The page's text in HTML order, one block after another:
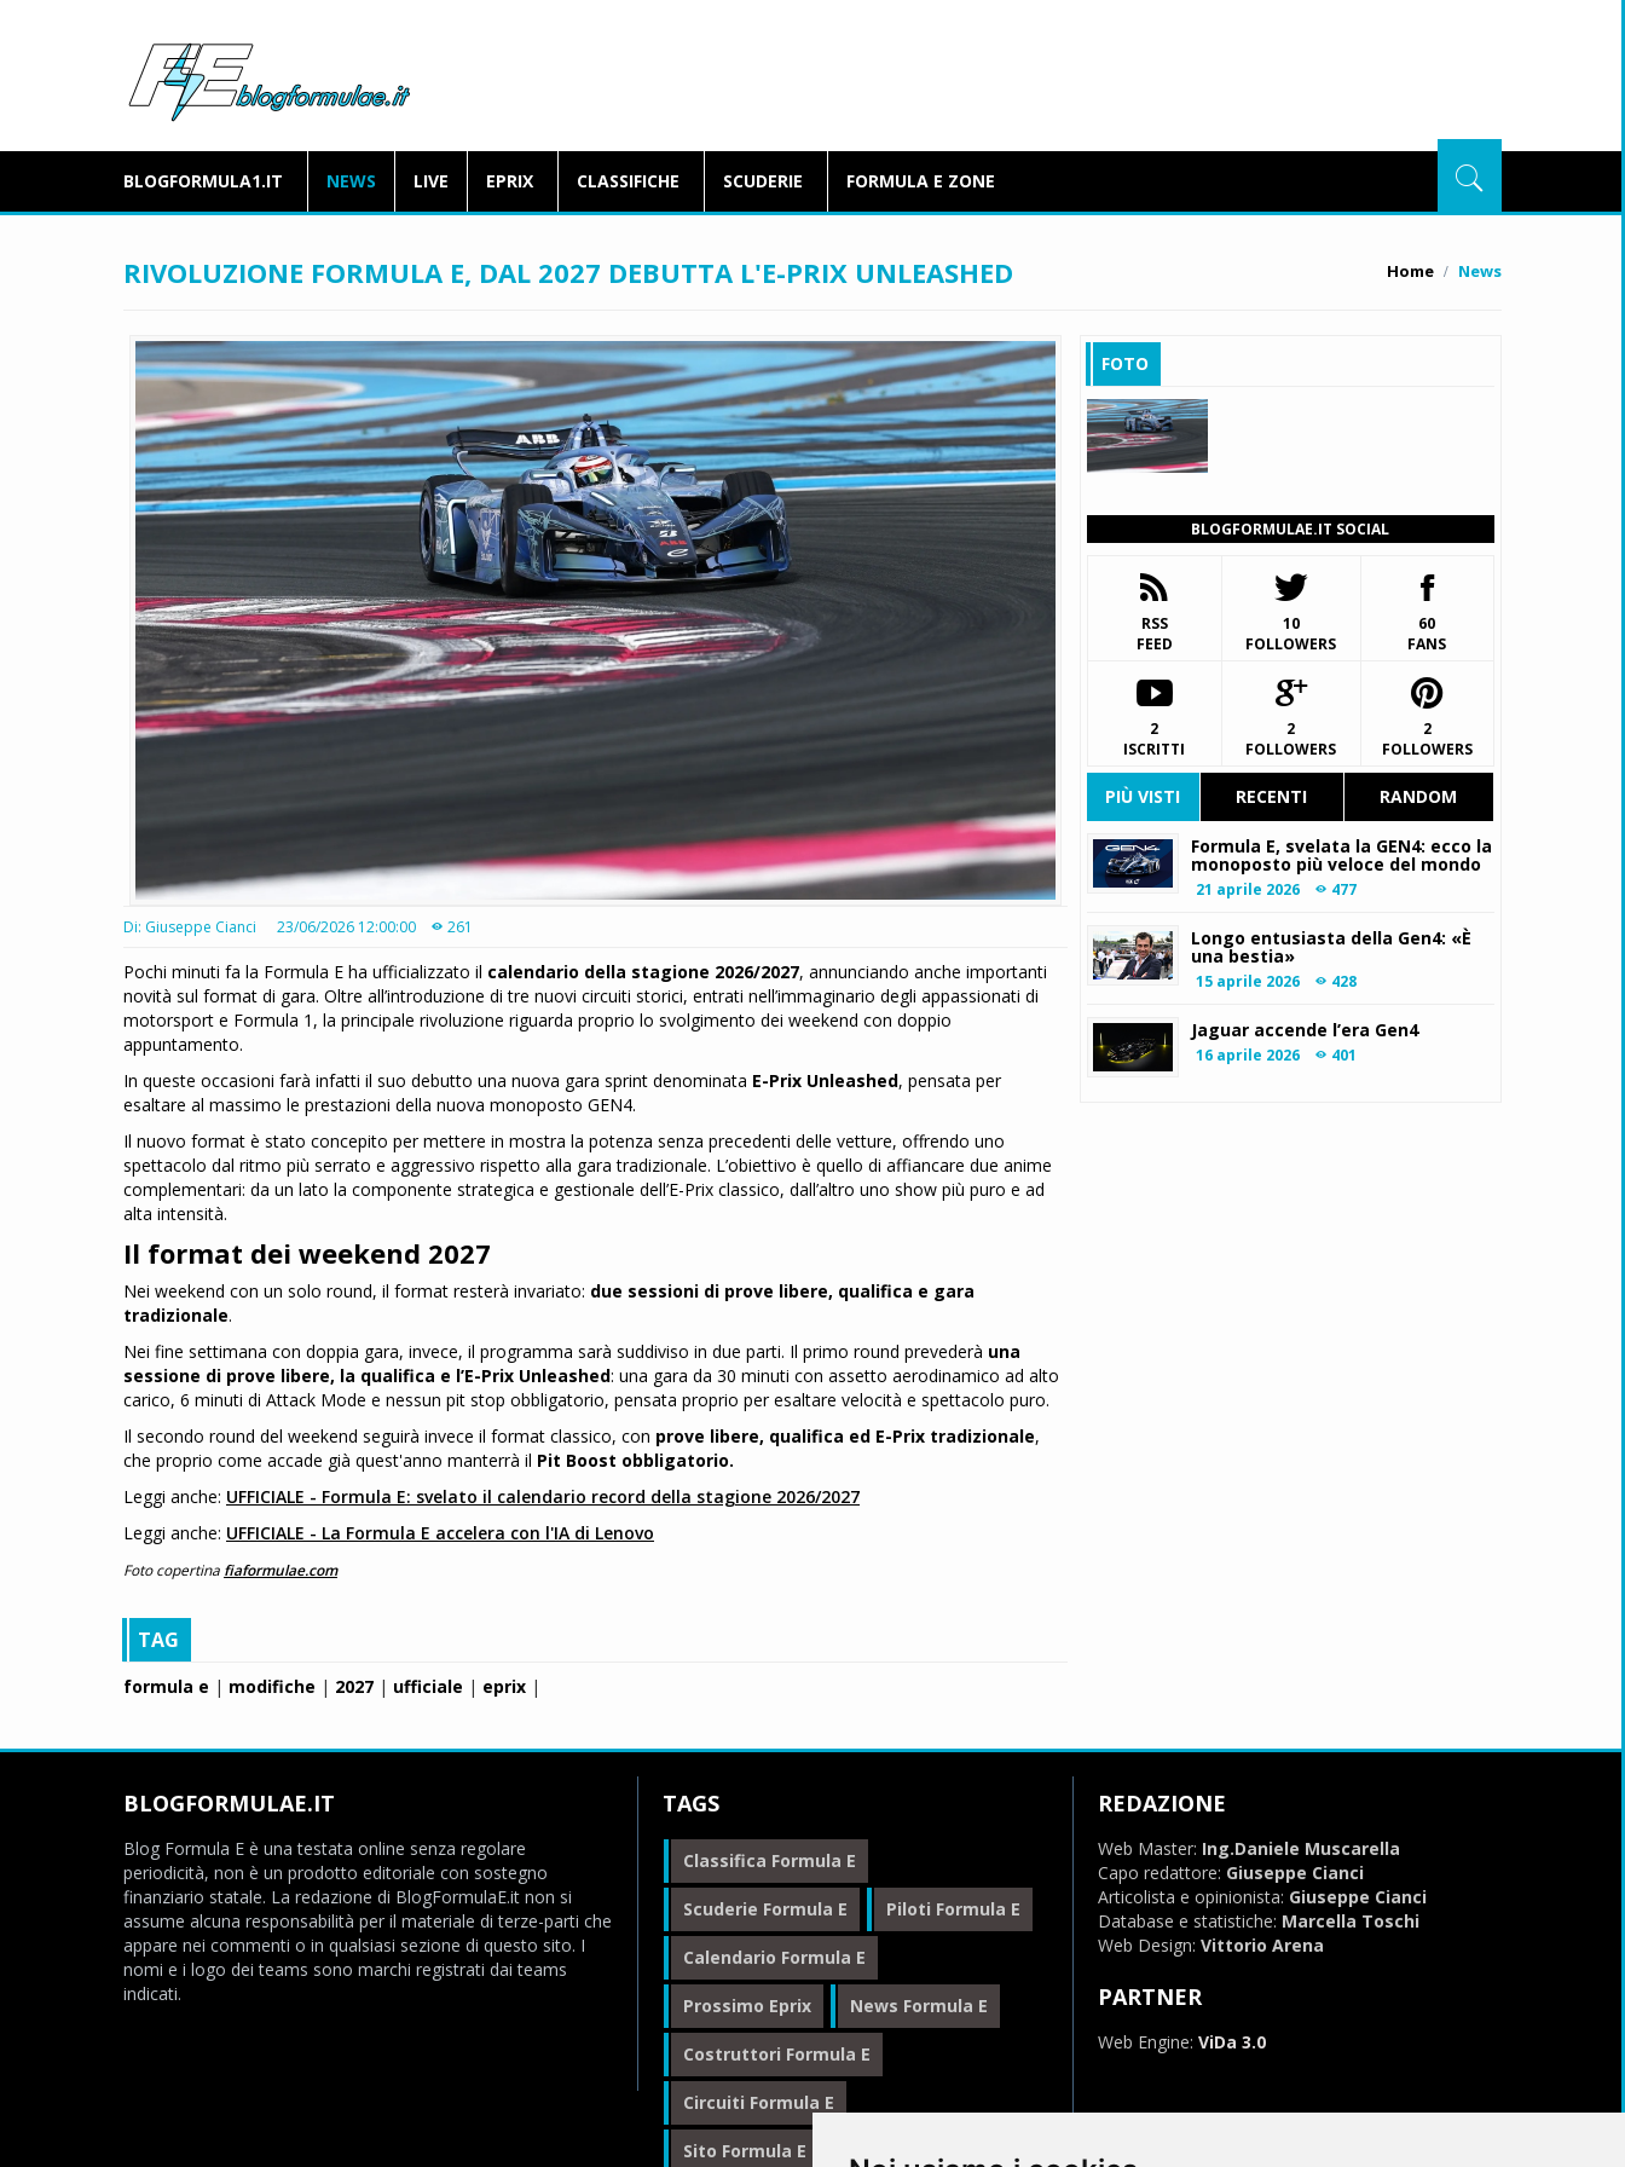
BLOGFORMULA1.IT NEWS LIVE EPRIX CLASSIFICHE SCUDERIE FORMULA E ZONE
RIVOLUZIONE FORMULA E, DAL 2027 DEBUTTA L'E-PRIX UNLEASHED Home News
Di: Giuseppe Cianci 23/06/2026 12:00:00 261
Pochi minuti fa la Formula E ha ufficializzato il calendario della stagione 2026/2027, annunciando anche importanti
novità sul format di gara. Oltre all’introduzione di tre nuovi circuiti storici, entrati nell’immaginario degli appassionati di
motorsport e Formula 1, la principale rivoluzione riguarda proprio lo svolgimento dei weekend con doppio
appuntamento.
In queste occasioni farà infatti il suo debutto una nuova gara sprint denominata E-Prix Unleashed, pensata per
esaltare al massimo le prestazioni della nuova monoposto GEN4.
Il nuovo format è stato concepito per mettere in mostra la potenza senza precedenti delle vetture, offrendo uno
spettacolo dal ritmo più serrato e aggressivo rispetto alla gara tradizionale. L’obiettivo è quello di affiancare due anime
complementari: da un lato la componente strategica e gestionale dell’E-Prix classico, dall’altro uno show più puro e ad
alta intensità.
Il format dei weekend 2027
Nei weekend con un solo round, il format resterà invariato: due sessioni di prove libere, qualifica e gara
tradizionale.
Nei fine settimana con doppia gara, invece, il programma sarà suddiviso in due parti. Il primo round prevederà una
sessione di prove libere, la qualifica e l’E-Prix Unleashed: una gara da 30 minuti con assetto aerodinamico ad alto
carico, 6 minuti di Attack Mode e nessun pit stop obbligatorio, pensata proprio per esaltare velocità e spettacolo puro.
Il secondo round del weekend seguirà invece il format classico, con prove libere, qualifica ed E-Prix tradizionale,
che proprio come accade già quest'anno manterrà il Pit Boost obbligatorio.
Leggi anche: UFFICIALE - Formula E: svelato il calendario record della stagione 2026/2027
Leggi anche: UFFICIALE - La Formula E accelera con l'IA di Lenovo
Foto copertina fiaformulae.com
TAG
formula e | modifiche | 2027 | ufficiale | eprix |
FOTO
BLOGFORMULAE.IT SOCIAL
RSS
FEED
10
FOLLOWERS
60
FANS
2
ISCRITTI
2
FOLLOWERS
2
FOLLOWERS
PIÙ VISTI RECENTI RANDOM
Formula E, svelata la GEN4: ecco la
monoposto più veloce del mondo
21 aprile 2026 477
Longo entusiasta della Gen4: «È
una bestia»
15 aprile 2026 428
Jaguar accende l’era Gen4
16 aprile 2026 401
BLOGFORMULAE.IT
Blog Formula E è una testata online senza regolare
periodicità, non è un prodotto editoriale con sostegno
finanziario statale. La redazione di BlogFormulaE.it non si
assume alcuna responsabilità per il materiale di terze-parti che
appare nei commenti o in qualsiasi sezione di questo sito. I
nomi e i logo dei teams sono marchi registrati dai teams
indicati.
TAGS
Classifica Formula E
Scuderie Formula E Piloti Formula E
Calendario Formula E
Prossimo Eprix News Formula E
Costruttori Formula E
Circuiti Formula E
Sito Formula E Italiano
REDAZIONE
Web Master: Ing.Daniele Muscarella
Capo redattore: Giuseppe Cianci
Articolista e opinionista: Giuseppe Cianci
Database e statistiche: Marcella Toschi
Web Design: Vittorio Arena
PARTNER
Web Engine: ViDa 3.0